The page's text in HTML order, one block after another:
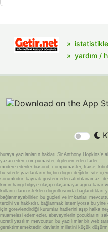
yardım /
buraya yazılanların hakları Sir Anthony Hopkins'e
yazan eden compumaster, ilgilenen eden fader
modere edenler basond, compumaster, fraise,
bu sitede yazılanların hiçbiri doğru değildir. site
sorumludur. kaynak göstermeden alıntılanamaz.
kimin hangi bilgiye ulaşıp ulaşamayacağına karar
kullanıcıların istekleri doğrultusunda
bağlanmayabilirler. bu güçleri ve imkanları
tercihi ve hakkıdır. bağlanmak istemiyorsa bu
için görevlendirdiği kurumlar hadlerini aşıp halka
muamelesi edemezler. ebeveynlerin çocuklarını
ücretli yazılım mevcuttur. bu yazılımlar bir web
gerektirmemektedir. devletin milletini küçük